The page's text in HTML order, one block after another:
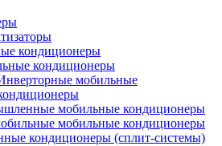
кондиционеры
кондиционеры
мобильные
мобильные кондиционеры
мобильные кондиционеры
кондиционеры (сплит-системы)